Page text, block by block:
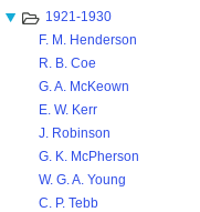
1921-1930
F. M. Henderson
R. B. Coe
G. A. McKeown
E. W. Kerr
J. Robinson
G. K. McPherson
W. G. A. Young
C. P. Tebb